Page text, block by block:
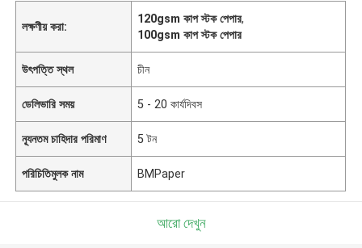
লক্ষণীয় করা:
120gsm কাপ স্টক পেপার,
100gsm কাপ স্টক পেপার
উৎপত্তি স্থল চীন
ডেলিভারি সময় 5 - 20 কার্যদিবস
ন্যূনতম চাহিদার পরিমাণ 5 টন
পরিচিতিমুলক নাম BMPaper
আরো দেখুন